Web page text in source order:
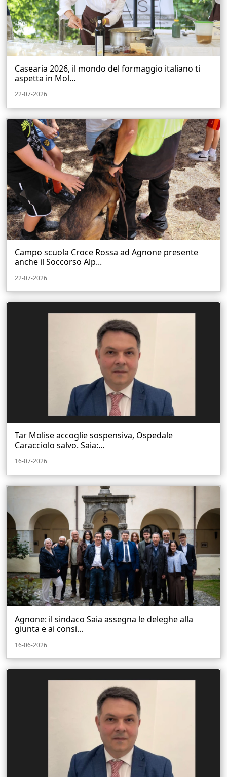
Casearia 2026, il mondo del formaggio italiano ti
aspetta in Mol...
22-07-2026
Campo scuola Croce Rossa ad Agnone presente
anche il Soccorso Alp...
22-07-2026
Tar Molise accoglie sospensiva, Ospedale
Caracciolo salvo. Saia:...
16-07-2026
Agnone: il sindaco Saia assegna le deleghe alla
giunta e ai consi...
16-06-2026